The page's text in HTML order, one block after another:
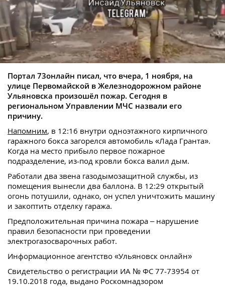
Портал 73онлайн писал, что вчера, 1 ноября, на
улице Первомайской в Железнодорожном районе
Ульяновска произошёл пожар. Сегодня в
региональном Управлении МЧС назвали его
причину.
Напомним, в 12:16 внутри одноэтажного кирпичного
гаражного бокса загорелся автомобиль «Лада Гранта».
Когда на место прибыло первое пожарное
подразделение, из-под кровли бокса валил дым.
Работали два звена газодымозащитной службы, из
помещения вынесли два баллона. В 12:29 открытый
огонь потушили, однако, он успел уничтожить машину
и закоптить отделку гаража.
Предположительная причина пожара – нарушение
правил безопасности при проведении
электрогазосварочных работ.
Информационное агентство «Ульяновск онлайн»
Свидетельство о регистрации ИА № ФС 77-73954 от
19.10.2018 года, выдано Роскомнадзором